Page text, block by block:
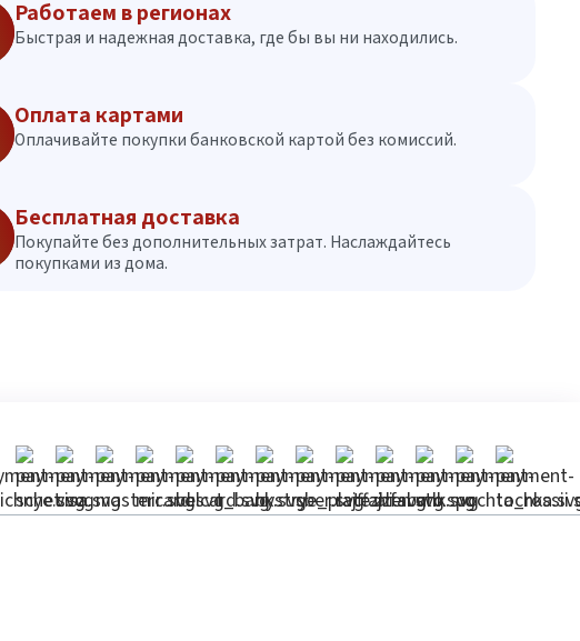
Работаем в регионах
Быстрая и надежная доставка, где бы вы ни находились.
Оплата картами
Оплачивайте покупки банковской картой без комиссий.
Бесплатная доставка
Покупайте без дополнительных затрат. Наслаждайтесь
покупками из дома.